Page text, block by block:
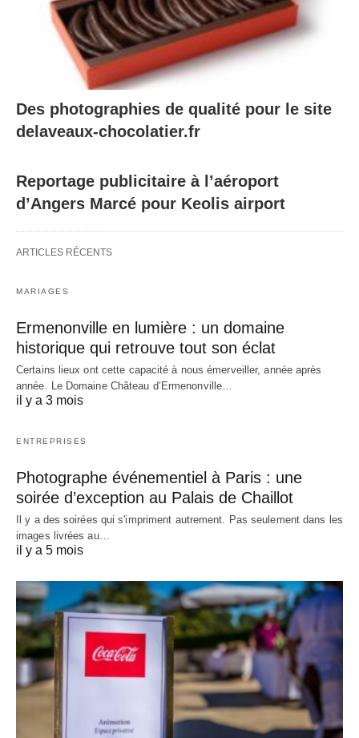
Des photographies de qualité pour le site
delaveaux-chocolatier.fr
Reportage publicitaire à l’aéroport
d’Angers Marcé pour Keolis airport
ARTICLES RÉCENTS
MARIAGES
Ermenonville en lumière : un domaine
historique qui retrouve tout son éclat
Certains lieux ont cette capacité à nous émerveiller, année après
année. Le Domaine Château d’Ermenonville…
il y a 3 mois
ENTREPRISES
Photographe événementiel à Paris : une
soirée d’exception au Palais de Chaillot
Il y a des soirées qui s'impriment autrement. Pas seulement dans les
images livrées au…
il y a 5 mois